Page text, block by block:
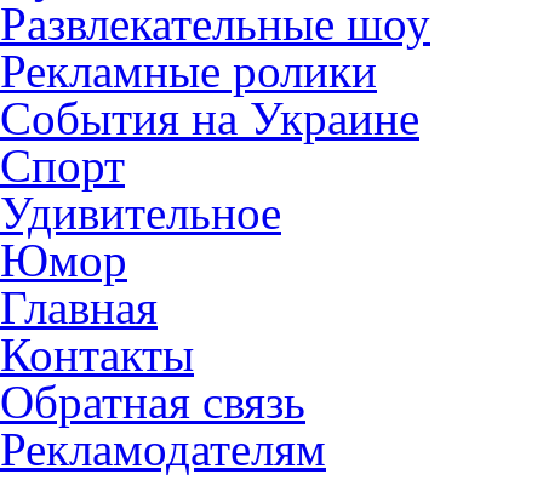
Развлекательные шоу
Рекламные ролики
События на Украине
Спорт
Удивительное
Юмор
Главная
Контакты
Обратная связь
Рекламодателям